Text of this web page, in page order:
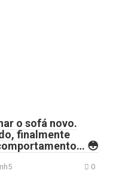
o sofá novo.
finalmente
😳
0